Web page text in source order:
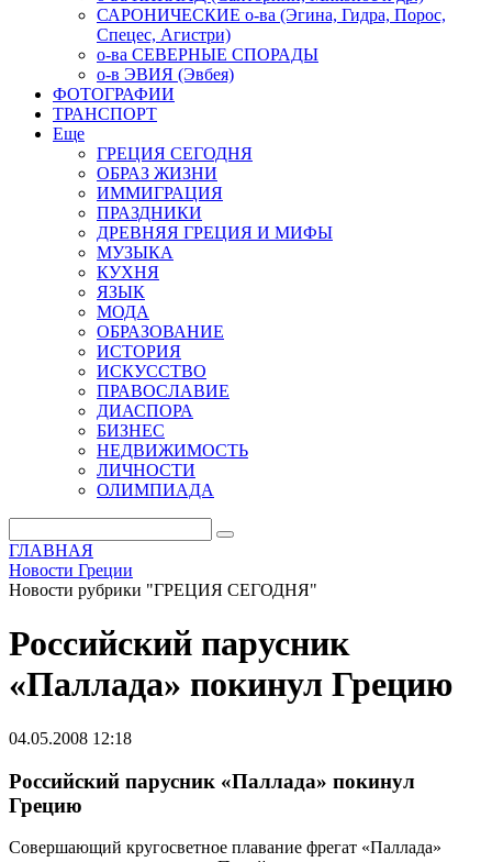
САРОНИЧЕСКИЕ о-ва (Эгина, Гидра, Порос,
Спецес, Агистри)
о-ва СЕВЕРНЫЕ СПОРАДЫ
о-в ЭВИЯ (Эвбея)
ФОТОГРАФИИ
ТРАНСПОРТ
Еще
ГРЕЦИЯ СЕГОДНЯ
ОБРАЗ ЖИЗНИ
ИММИГРАЦИЯ
ПРАЗДНИКИ
ДРЕВНЯЯ ГРЕЦИЯ И МИФЫ
МУЗЫКА
КУХНЯ
ЯЗЫК
МОДА
ОБРАЗОВАНИЕ
ИСТОРИЯ
ИСКУССТВО
ПРАВОСЛАВИЕ
ДИАСПОРА
БИЗНЕС
НЕДВИЖИМОСТЬ
ЛИЧНОСТИ
ОЛИМПИАДА
ГЛАВНАЯ
Новости Греции
Новости рубрики "ГРЕЦИЯ СЕГОДНЯ"
Российский парусник
«Паллада» покинул Грецию
04.05.2008 12:18
Российский парусник «Паллада» покинул
Грецию
Совершающий кругосветное плавание фрегат «Паллада»